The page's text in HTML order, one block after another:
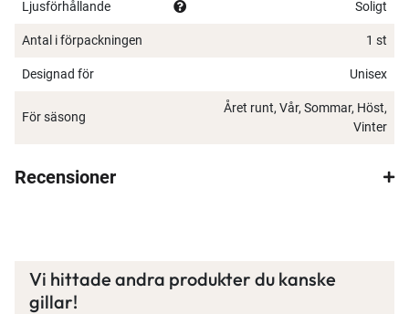
Ljusförhållande Soligt
Antal i förpackningen 1 st
Designad för Unisex
För säsong
Året runt, Vår, Sommar, Höst,
Vinter
Recensioner
Vi hittade andra produkter du kanske
gillar!